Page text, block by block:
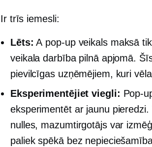
Ir trīs iemesli:
Lēts: A pop-upveikals maksā
veikala darbība pilnā apjomā.
pievilcīgas uzņēmējiem, kuri
Eksperimentējiet viegli: Pop-
eksperimentēt ar jaunu
nulles, mazumtirgotājs var
paliek spēkā bez